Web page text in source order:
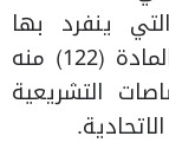
ينفرد بها
الاتحاد على سبيل الحصر، كما نصت المادة (122) منه
التشريعية